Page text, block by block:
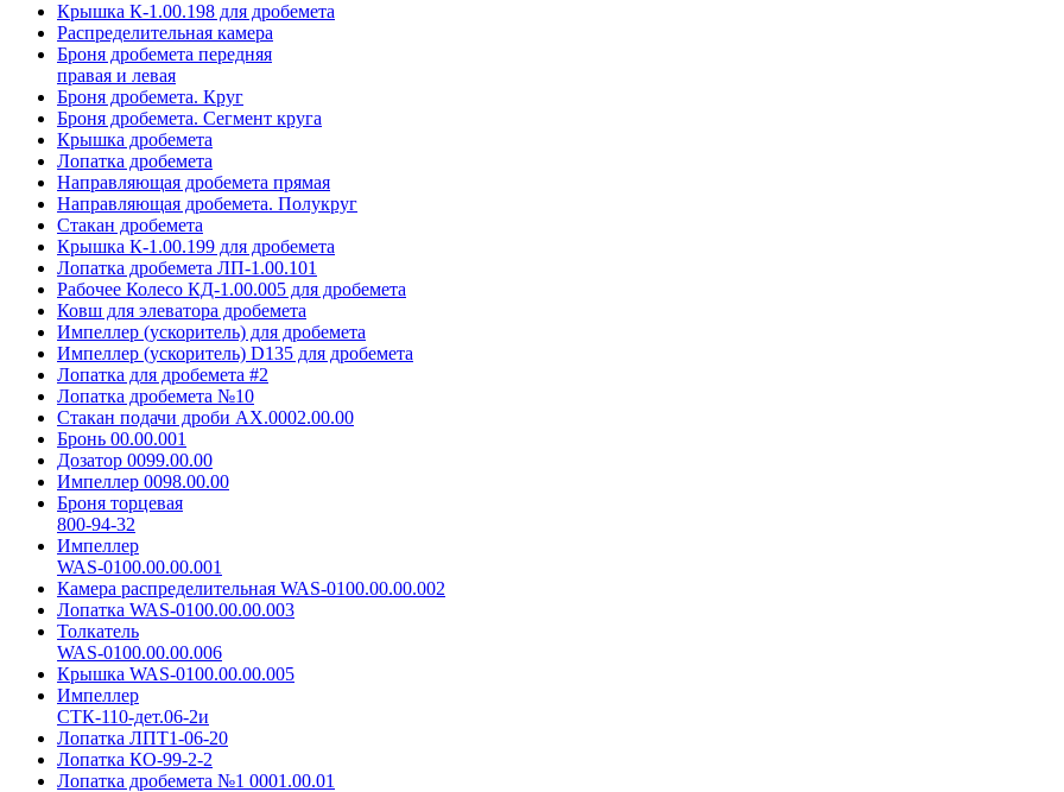
Крышка К-1.00.198 для дробемета
Распределительная камера
Броня дробемета передняя
правая и левая
Броня дробемета. Круг
Броня дробемета. Сегмент круга
Крышка дробемета
Лопатка дробемета
Направляющая дробемета прямая
Направляющая дробемета. Полукруг
Стакан дробемета
Крышка К-1.00.199 для дробемета
Лопатка дробемета ЛП-1.00.101
Рабочее Колесо КД-1.00.005 для дробемета
Ковш для элеватора дробемета
Импеллер (ускоритель) для дробемета
Импеллер (ускоритель) D135 для дробемета
Лопатка для дробемета #2
Лопатка дробемета №10
Стакан подачи дроби АХ.0002.00.00
Бронь 00.00.001
Дозатор 0099.00.00
Импеллер 0098.00.00
Броня торцевая
800-94-32
Импеллер
WAS-0100.00.00.001
Камера распределительная WAS-0100.00.00.002
Лопатка WAS-0100.00.00.003
Толкатель
WAS-0100.00.00.006
Крышка WAS-0100.00.00.005
Импеллер
СТК-110-дет.06-2и
Лопатка ЛПТ1-06-20
Лопатка КО-99-2-2
Лопатка дробемета №1 0001.00.01